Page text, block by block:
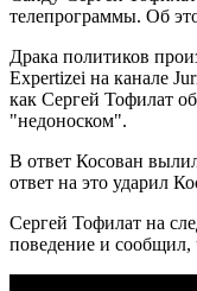
телепрограммы. Об
Драка политиков
Expertizei на канале
как Сергей Тофилат
"недоноском".
В ответ Косован
ответ на это ударил
Сергей Тофилат на
поведение и сообщил,